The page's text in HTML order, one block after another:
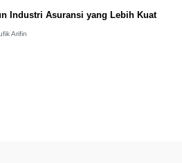
Industri Asuransi yang Lebih Kuat
Arifin